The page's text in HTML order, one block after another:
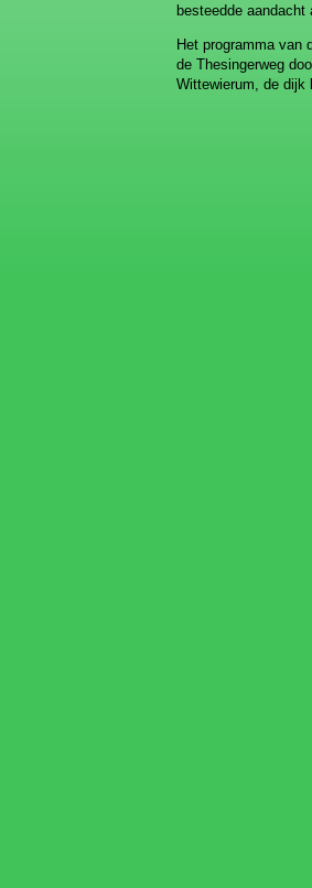
besteedde aandacht
Het programma van
de Thesingerweg
Wittewierum, de dijk